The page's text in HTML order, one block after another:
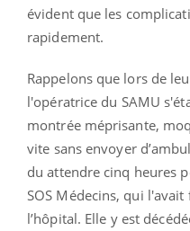
évident que les
rapidement.
Rappelons que lors de
l'opératrice du SAMU
montrée méprisante,
vite sans envoyer
du attendre cinq heures
SOS Médecins, qui
l’hôpital. Elle y est